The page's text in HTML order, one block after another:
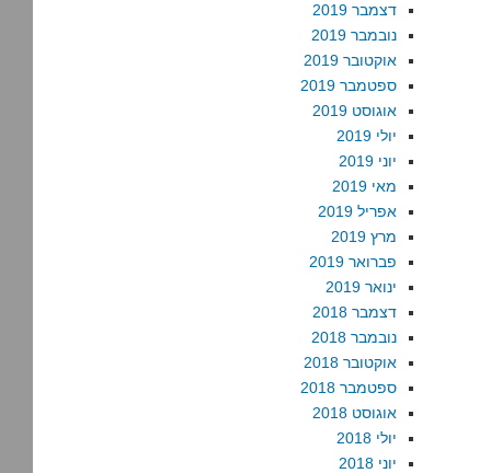
דצמבר 2019
נובמבר 2019
אוקטובר 2019
ספטמבר 2019
אוגוסט 2019
יולי 2019
יוני 2019
מאי 2019
אפריל 2019
מרץ 2019
פברואר 2019
ינואר 2019
דצמבר 2018
נובמבר 2018
אוקטובר 2018
ספטמבר 2018
אוגוסט 2018
יולי 2018
יוני 2018